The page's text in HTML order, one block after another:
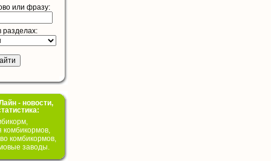
или фразу:
разделах:
- новости,
комбикормов,
комбикормов,
заводы.